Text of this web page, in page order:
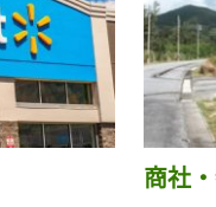
商社